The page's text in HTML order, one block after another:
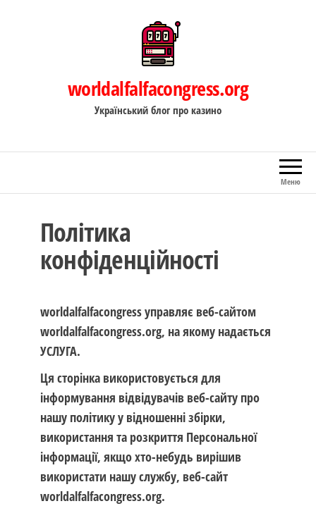
worldalfalfacongress.org
Український блог про казино
Меню
Політика
конфіденційності
worldalfalfacongress управляє веб-сайтом
worldalfalfacongress.org, на якому надається
УСЛУГА.
Ця сторінка використовується для
інформування відвідувачів веб-сайту про
нашу політику у відношенні збірки,
використання та розкриття Персональної
інформації, якщо хто-небудь вирішив
використати нашу службу, веб-сайт
worldalfalfacongress.org.